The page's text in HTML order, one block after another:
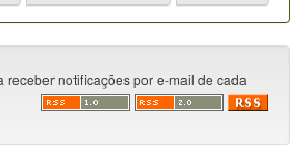
receber notificações por e-mail de cada